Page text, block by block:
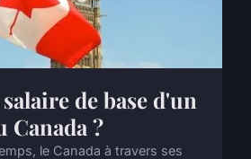
de base d'un
Canada ?
le Canada à travers ses